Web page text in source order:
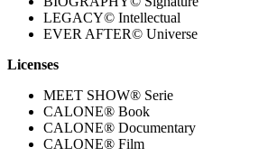
LEGACY© Intellectual
EVER AFTER© Universe
Licenses
MEET SHOW® Serie
CALONE® Book
CALONE® Documentary
CALONE® Film